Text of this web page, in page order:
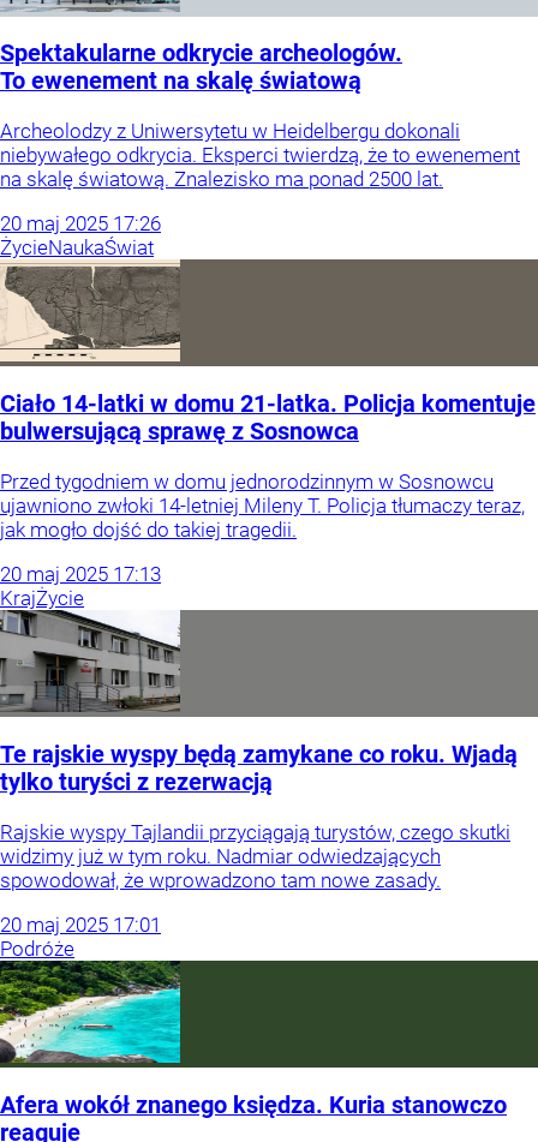
Spektakularne odkrycie archeologów.
To ewenement na skalę światową
Archeolodzy z Uniwersytetu w Heidelbergu dokonali
niebywałego odkrycia. Eksperci twierdzą, że to ewenement
na skalę światową. Znalezisko ma ponad 2500 lat.
20 maj 2025 17:26
ŻycieNaukaŚwiat
Ciało 14-latki w domu 21-latka. Policja komentuje
bulwersującą sprawę z Sosnowca
Przed tygodniem w domu jednorodzinnym w Sosnowcu
ujawniono zwłoki 14-letniej Mileny T. Policja tłumaczy teraz,
jak mogło dojść do takiej tragedii.
20 maj 2025 17:13
KrajŻycie
Te rajskie wyspy będą zamykane co roku. Wjadą
tylko turyści z rezerwacją
Rajskie wyspy Tajlandii przyciągają turystów, czego skutki
widzimy już w tym roku. Nadmiar odwiedzających
spowodował, że wprowadzono tam nowe zasady.
20 maj 2025 17:01
Podróże
Afera wokół znanego księdza. Kuria stanowczo
reaguje